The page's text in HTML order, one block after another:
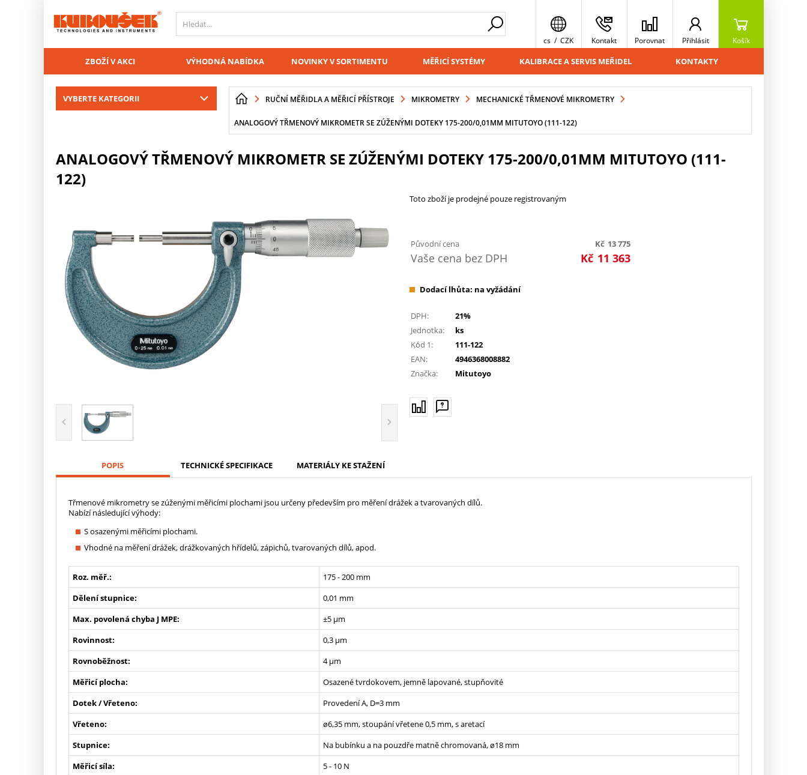
cs / CZK Kontakt Porovnat Přihlásit Košík
ZBOŽÍ V AKCI VÝHODNÁ NABÍDKA NOVINKY V SORTIMENTU MĚŘICÍ SYSTÉMY KALIBRACE A SERVIS MEŘIDEL KONTAKTY
VYBERTE KATEGORII RUČNÍ MĚŘIDLA A MĚŘICÍ PŘÍSTROJE MIKROMETRY MECHANICKÉ TŘMENOVÉ MIKROMETRY
ANALOGOVÝ TŘMENOVÝ MIKROMETR SE ZÚŽENÝMI DOTEKY 175-200/0,01MM MITUTOYO (111-122)
ANALOGOVÝ TŘMENOVÝ MIKROMETR SE ZÚŽENÝMI DOTEKY 175-200/0,01MM MITUTOYO (111-
122)
Toto zboží je prodejné pouze registrovaným
Původní cena 13 775
Kč
Vaše cena bez DPH 11 363
Kč
Dodací lhůta: na vyžádání
DPH:
21%
Jednotka:
ks
Kód 1:
111-122
EAN:
4946368008882
Značka:
Mitutoyo
POPIS TECHNICKÉ SPECIFIKACE MATERIÁLY KE STAŽENÍ
Třmenové mikrometry se zúženými měřicími plochami jsou určeny především pro měření drážek a tvarovaných dílů.
Nabízí následující výhody:
S osazenými měřicími plochami.
Vhodné na měření drážek, drážkovaných hřídelů, zápichů, tvarovaných dílů, apod.
Roz. měř.:
175 - 200 mm
Dělení stupnice:
0,01 mm
Max. povolená chyba J MPE:
±5 µm
Rovinnost:
0,3 µm
Rovnoběžnost:
4 µm
Měřicí plocha:
Osazené tvrdokovem, jemně lapované, stupňovité
Dotek / Vřeteno:
Provedení A, D=3 mm
Vřeteno:
ø6,35 mm, stoupání vřetene 0,5 mm, s aretací
Stupnice:
Na bubínku a na pouzdře matně chromovaná, ø18 mm
Měřicí síla:
5 - 10 N